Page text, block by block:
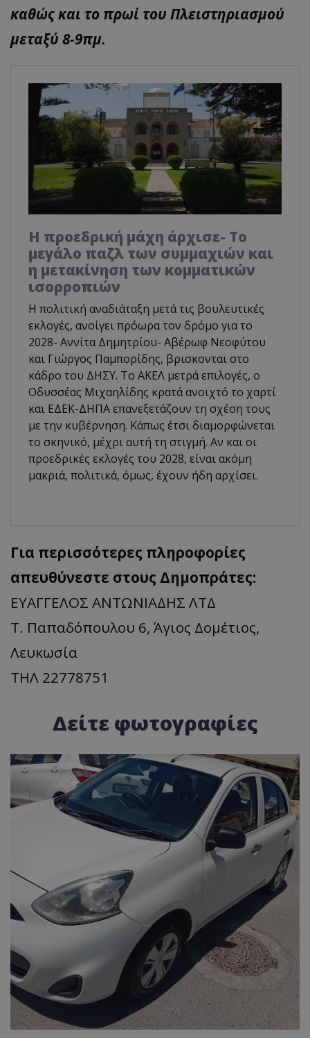
καθώς και το πρωί του Πλειστηριασμού
μεταξύ 8-9πμ.
Η προεδρική μάχη άρχισε- Το
μεγάλο παζλ των συμμαχιών και
η μετακίνηση των κομματικών
ισορροπιών
Η πολιτική αναδιάταξη μετά τις βουλευτικές
εκλογές, ανοίγει πρόωρα τον δρόμο για το
2028- Αννίτα Δημητρίου- Αβέρωφ Νεοφύτου
και Γιώργος Παμπορίδης, βρισκονται στο
κάδρο του ΔΗΣΥ. Το ΑΚΕΛ μετρά επιλογές, ο
Οδυσσέας Μιχαηλίδης κρατά ανοιχτό το χαρτί
και ΕΔΕΚ-ΔΗΠΑ επανεξετάζουν τη σχέση τους
με την κυβέρνηση. Κάπως έτσι διαμορφώνεται
το σκηνικό, μέχρι αυτή τη στιγμή. Αν και οι
προεδρικές εκλογές του 2028, είναι ακόμη
μακριά, πολιτικά, όμως, έχουν ήδη αρχίσει.
Για περισσότερες πληροφορίες
απευθύνεστε στους Δημοπράτες:
ΕΥΑΓΓΕΛΟΣ ΑΝΤΩΝΙΑΔΗΣ ΛΤΔ
Τ. Παπαδόπουλου 6, Άγιος Δομέτιος,
Λευκωσία
ΤΗΛ 22778751
Δείτε φωτογραφίες